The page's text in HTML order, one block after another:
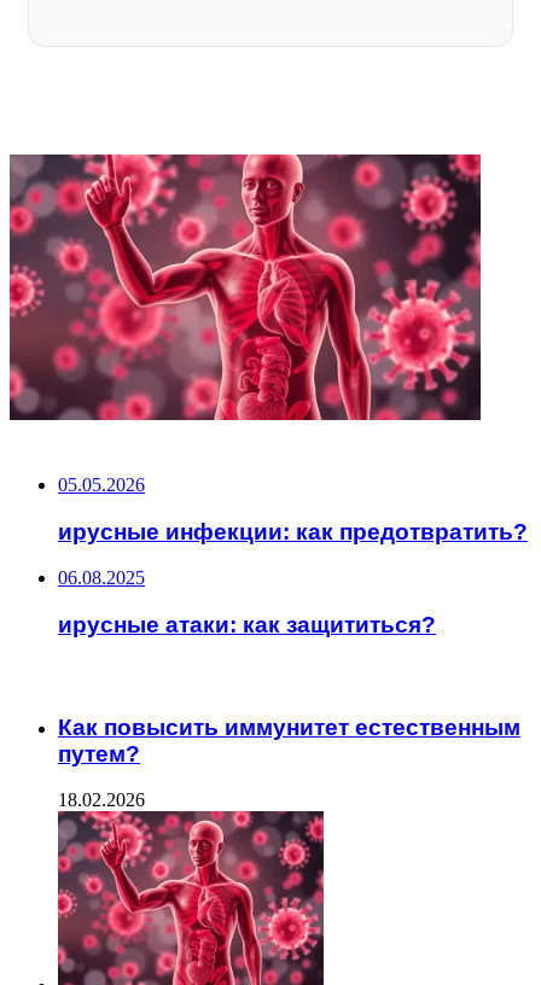
05.05.2026
ирусные инфекции: как предотвратить?
06.08.2025
ирусные атаки: как защититься?
Как повысить иммунитет естественным
путем?
18.02.2026